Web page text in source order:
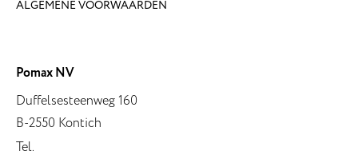
ALGEMENE VOORWAARDEN
Pomax NV
Duffelsesteenweg 160
B-2550 Kontich
Tel.